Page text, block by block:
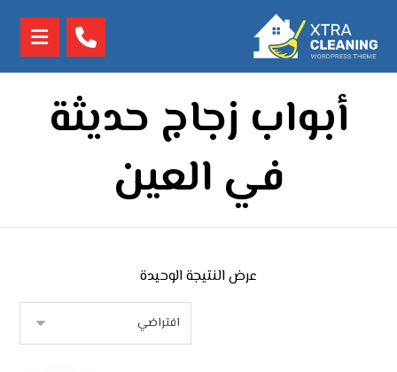
أبواب زجاج حديثة
في العين
عرض النتيجة الوحيدة